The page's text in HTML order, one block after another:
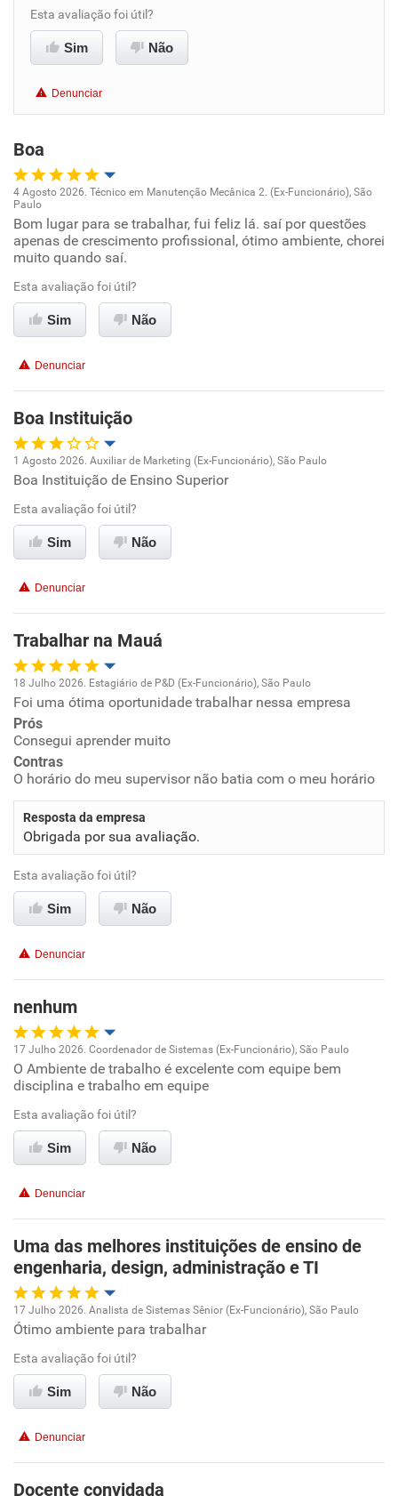
Recomenda a diretoria
Esta avaliação foi útil?
Sim Não
Denunciar
Boa
Oportunidade de promoção
Ambiente de trabalho
Conciliação com a vida familiar
Recomenda esta empresa
Recomenda a diretoria
4 Agosto 2026. Técnico em Manutenção Mecânica 2. (Ex-Funcionário), São
Paulo
Bom lugar para se trabalhar, fui feliz lá. saí por questões
apenas de crescimento profissional, ótimo ambiente, chorei
muito quando saí.
Esta avaliação foi útil?
Sim Não
Denunciar
Boa Instituição
Oportunidade de promoção
Ambiente de trabalho
Benefícios
Não recomenda esta empresa
Não recomenda a diretoria
1 Agosto 2026. Auxiliar de Marketing (Ex-Funcionário), São Paulo
Boa Instituição de Ensino Superior
Esta avaliação foi útil?
Sim Não
Denunciar
Trabalhar na Mauá
Oportunidade de promoção
Ambiente de trabalho
Benefícios
Recomenda esta empresa
18 Julho 2026. Estagiário de P&D (Ex-Funcionário), São Paulo
Foi uma ótima oportunidade trabalhar nessa empresa
Prós
Consegui aprender muito
Contras
O horário do meu supervisor não batia com o meu horário
Resposta da empresa
Obrigada por sua avaliação.
Esta avaliação foi útil?
Sim Não
Denunciar
nenhum
Oportunidade de promoção
Ambiente de trabalho
Conciliação com a vida familiar
Recomenda esta empresa
Não recomenda a diretoria
17 Julho 2026. Coordenador de Sistemas (Ex-Funcionário), São Paulo
O Ambiente de trabalho é excelente com equipe bem
disciplina e trabalho em equipe
Esta avaliação foi útil?
Sim Não
Denunciar
Uma das melhores instituições de ensino de
engenharia, design, administração e TI
Oportunidade de promoção
Ambiente de trabalho
Benefícios
17 Julho 2026. Analista de Sistemas Sênior (Ex-Funcionário), São Paulo
Ótimo ambiente para trabalhar
Esta avaliação foi útil?
Sim Não
Denunciar
Docente convidada